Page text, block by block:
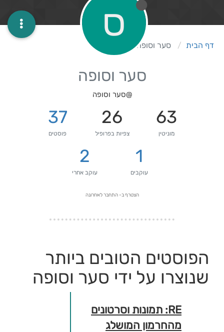
דף הבית סער וסופה
ס
סער וסופה
@סער וסופה
63
מוניטין
26
צפיות בפרופיל
37
פוסטים
1
עוקבים
2
עוקב אחרי
הצטרף ב- התחבר לאחרונה
הפוסטים הטובים ביותר
שנוצרו על ידי סער וסופה
RE: תמונות וסרטונים
מהחרמון המושלג